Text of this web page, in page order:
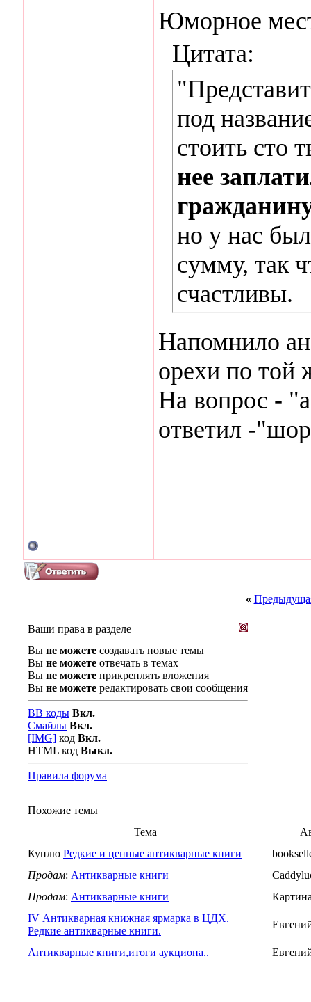
Юморное
Цитата:
под
стоить сто
нее
но у нас
сумму, так
счастливы.
Напомнило
орехи по той
На вопрос -
ответил -
«
Ваши права в разделе
Вы не можете создавать новые темы
Вы не можете отвечать в темах
Вы не можете прикреплять вложения
Вы не можете редактировать свои сообщения
BB коды Вкл.
Смайлы Вкл.
[IMG] код Вкл.
HTML код Выкл.
Правила форума
Похожие темы
Тема
Куплю Редкие и ценные антикварные книги
Продам: Антикварные книги
Продам: Антикварные книги
IV Антикварная книжная ярмарка в ЦДХ.
Редкие антикварные книги.
Антикварные книги,итоги аукциона..